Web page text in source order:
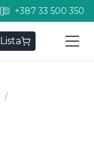
+387 33 500 350
Lista
/